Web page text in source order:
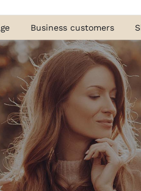
Business customers